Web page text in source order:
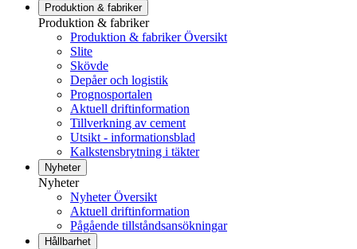
Produktion & fabriker
Produktion & fabriker
Produktion & fabriker Översikt
Slite
Skövde
Depåer och logistik
Prognosportalen
Aktuell driftinformation
Tillverkning av cement
Utsikt - informationsblad
Kalkstensbrytning i täkter
Nyheter
Nyheter
Nyheter Översikt
Aktuell driftinformation
Pågående tillståndsansökningar
Hållbarhet